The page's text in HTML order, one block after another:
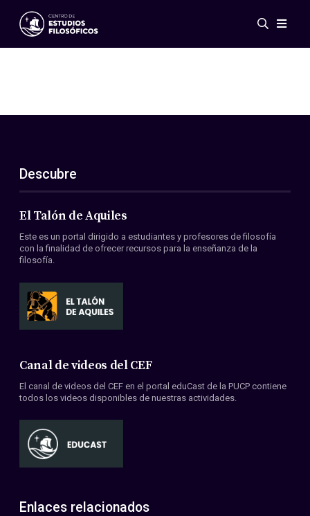
Eventos
ES
EN
Acerca de nosotros
Miembros
Convenios
Descubre
El Talón de Aquiles
Este es un portal dirigido a estudiantes y profesores de filosofía
con la finalidad de ofrecer recursos para la enseñanza de la
filosofía.
Canal de videos del CEF
El canal de videos del CEF en el portal eduCast de la PUCP contiene
todos los videos disponibles de nuestras actividades.
Enlaces relacionados